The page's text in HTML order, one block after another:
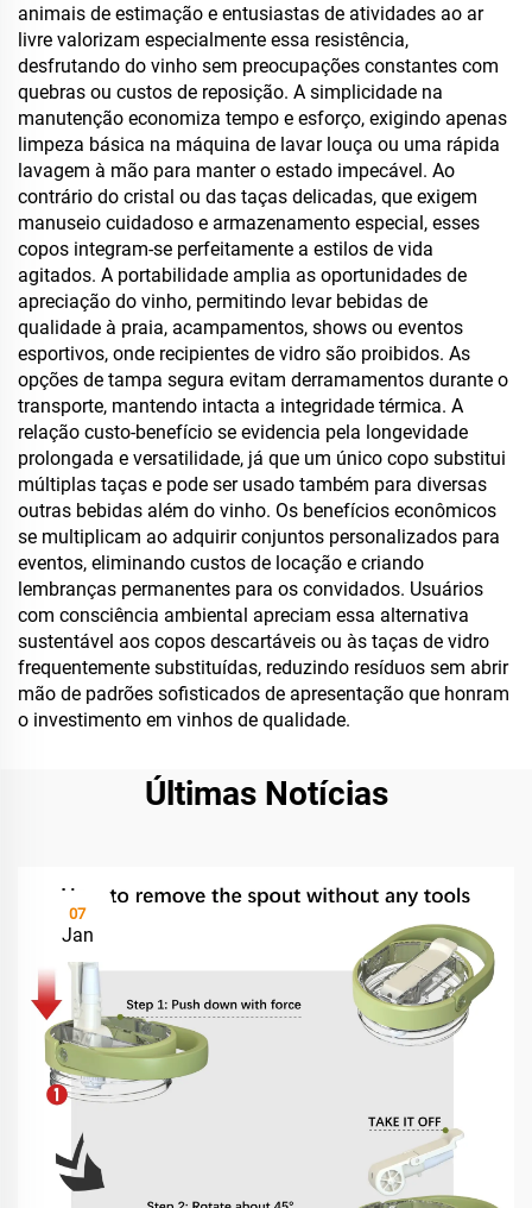
animais de estimação e entusiastas de atividades ao ar
livre valorizam especialmente essa resistência,
desfrutando do vinho sem preocupações constantes com
quebras ou custos de reposição. A simplicidade na
manutenção economiza tempo e esforço, exigindo apenas
limpeza básica na máquina de lavar louça ou uma rápida
lavagem à mão para manter o estado impecável. Ao
contrário do cristal ou das taças delicadas, que exigem
manuseio cuidadoso e armazenamento especial, esses
copos integram-se perfeitamente a estilos de vida
agitados. A portabilidade amplia as oportunidades de
apreciação do vinho, permitindo levar bebidas de
qualidade à praia, acampamentos, shows ou eventos
esportivos, onde recipientes de vidro são proibidos. As
opções de tampa segura evitam derramamentos durante o
transporte, mantendo intacta a integridade térmica. A
relação custo-benefício se evidencia pela longevidade
prolongada e versatilidade, já que um único copo substitui
múltiplas taças e pode ser usado também para diversas
outras bebidas além do vinho. Os benefícios econômicos
se multiplicam ao adquirir conjuntos personalizados para
eventos, eliminando custos de locação e criando
lembranças permanentes para os convidados. Usuários
com consciência ambiental apreciam essa alternativa
sustentável aos copos descartáveis ou às taças de vidro
frequentemente substituídas, reduzindo resíduos sem abrir
mão de padrões sofisticados de apresentação que honram
o investimento em vinhos de qualidade.
Últimas Notícias
07
Jan